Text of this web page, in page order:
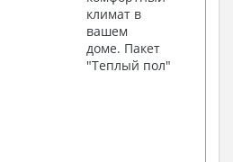
климат в
вашем
доме. Пакет
"Теплый пол"